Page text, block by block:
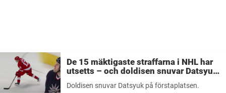
De 15 mäktigaste straffarna i NHL har
utsetts – och doldisen snuvar Datsyuk
på förstaplatsen
Doldisen snuvar Datsyuk på förstaplatsen.